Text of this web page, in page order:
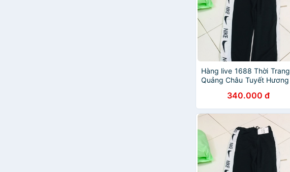
Hàng live 1688 Thời Trang
Quảng Châu Tuyết Hương
340.000 đ